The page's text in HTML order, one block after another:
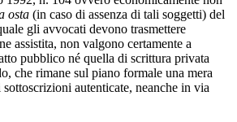
osta (in caso di assenza di tali soggetti) del
gli avvocati devono trasmettere
assistita, non valgono certamente a
pubblico né quella di scrittura privata
che rimane sul piano formale una mera
autenticate, neanche in via